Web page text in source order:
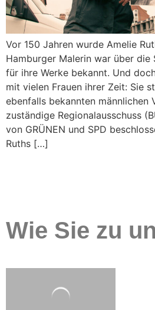
Vor 150 Jahren wurde Amelie
Hamburger Malerin war über die
für ihre Werke bekannt. Und
mit vielen Frauen ihrer Zeit: Sie
ebenfalls bekannten männlichen
zuständige Regionalausschuss
von GRÜNEN und SPD
Ruths […]
Wie Sie zu